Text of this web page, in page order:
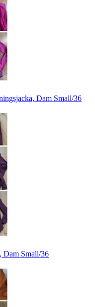
Dam Small/36
Small/36